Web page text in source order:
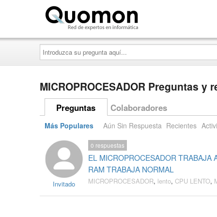
Introduzca
su
pregunta
aquí...
MICROPROCESADOR Preguntas y
Preguntas Colaboradores
Más Populares Aún Sin Respuesta Recientes
Invitado
EL MICROPROCESADOR TRABAJA
RAM TRABAJA NORMAL
0 respuestas
MICROPROCESADOR, lento, CPU LENTO,